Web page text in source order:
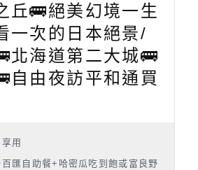
丘🚌絕美幻境一生
一次的日本絕景/
北海道第二大城🚌
自由夜訪平和通買
用
百匯自助餐+哈密瓜吃到飽或富良野